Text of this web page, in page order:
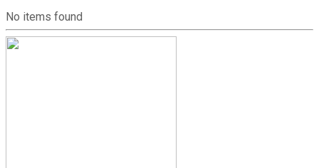
No items found